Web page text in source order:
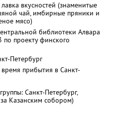
вкусностей (знаменитые
чай, имбирные пряники и
мясо)
библиотеки Алвара
по проекту финского
Петербург
прибытия в Санкт-
Санкт-Петербург,
Казанским собором)